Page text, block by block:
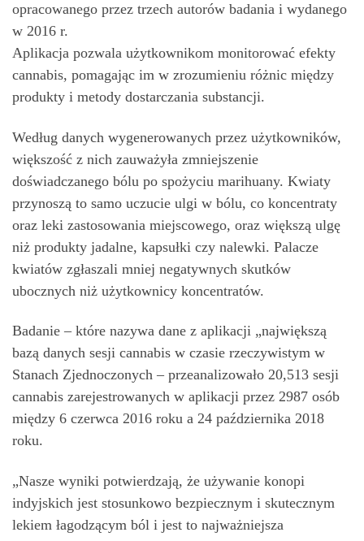
opracowanego przez trzech autorów badania i wydanego
w 2016 r.
Aplikacja pozwala użytkownikom monitorować efekty
cannabis, pomagając im w zrozumieniu różnic między
produkty i metody dostarczania substancji.
Według danych wygenerowanych przez użytkowników,
większość z nich zauważyła zmniejszenie
doświadczanego bólu po spożyciu marihuany. Kwiaty
przynoszą to samo uczucie ulgi w bólu, co koncentraty
oraz leki zastosowania miejscowego, oraz większą ulgę
niż produkty jadalne, kapsułki czy nalewki. Palacze
kwiatów zgłaszali mniej negatywnych skutków
ubocznych niż użytkownicy koncentratów.
Badanie – które nazywa dane z aplikacji „największą
bazą danych sesji cannabis w czasie rzeczywistym w
Stanach Zjednoczonych – przeanalizowało 20,513 sesji
cannabis zarejestrowanych w aplikacji przez 2987 osób
między 6 czerwca 2016 roku a 24 października 2018
roku.
„Nasze wyniki potwierdzają, że używanie konopi
indyjskich jest stosunkowo bezpiecznym i skutecznym
lekiem łagodzącym ból i jest to najważniejsza